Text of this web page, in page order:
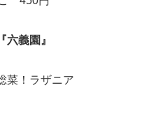
六義園』
菜！ラザニア